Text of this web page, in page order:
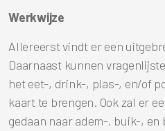
Werkwijze
Allereerst vindt er een
Daarnaast kunnen
het eet-, drink-, plas-, en/of
kaart te brengen. Ook zal er
gedaan naar adem-, buik-,